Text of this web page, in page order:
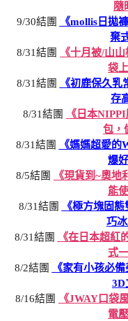
隨
9/30結團
《mollis日拋
棄
8/31結團
《十月被/山
袋
8/31結團
《初鹿保久
存
8/31結團
《日本
包，
8/31結團
《媽媽超愛
爆
8/5結團
《現貨到~奧
能
8/31結團
《極方塊固
巧
8/31結團
《在日本超紅
式
8/2結團
《家有小孩必
3D
8/16結團
《JWAY口袋
電